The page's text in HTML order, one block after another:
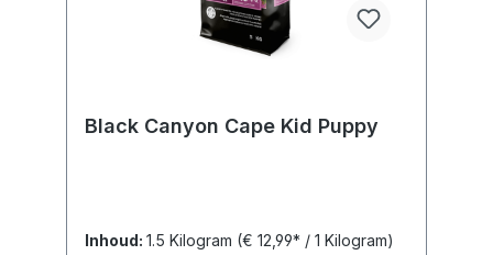
Black Canyon Cape Kid Puppy
Inhoud: 1.5 Kilogram (€ 12,99* / 1 Kilogram)